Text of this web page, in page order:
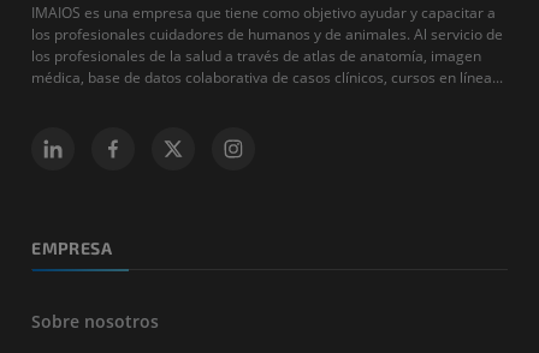
IMAIOS es una empresa que tiene como objetivo ayudar y capacitar a
los profesionales cuidadores de humanos y de animales. Al servicio de
los profesionales de la salud a través de atlas de anatomía, imagen
médica, base de datos colaborativa de casos clínicos, cursos en línea...
EMPRESA
Sobre nosotros